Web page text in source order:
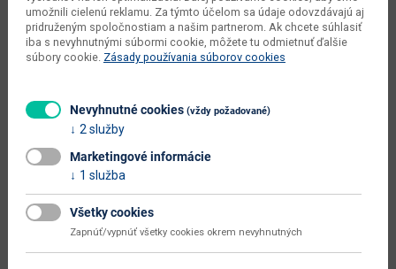
váha s obalom dodávateľa 21 kg
kusov v balení dodávateľa 1 ks
dodávateľa
typové označenie
dodáva sa zmontované
jednoduchá
umožnili cielenú reklamu. Za týmto účelom sa údaje odovzdávajú aj
pridruženým spoločnostiam a našim partnerom. Ak chcete súhlasiť
iba s nevyhnutnými súbormi cookie, môžete tu odmietnuť ďalšie
súbory cookie. Zásady používania súborov cookies
Nevyhnutné cookies (vždy požadované)
2 služby
Marketingové informácie
1 služba
Všetky cookies
Zapnúť/vypnúť všetky cookies okrem nevyhnutných